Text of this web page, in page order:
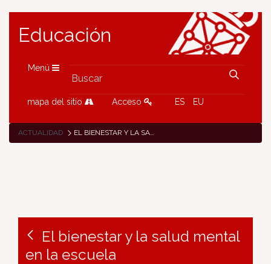
Educación
Menú
mapa del sitio Acceso ES EU
ACTUALIDAD EL BIENESTAR Y LA SALUD MENTAL EN LA ESCUELA
El bienestar y la salud mental
en la escuela